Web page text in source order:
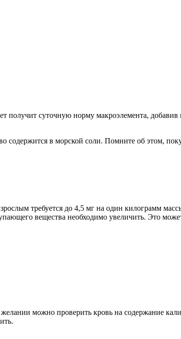
получит суточную норму макроэлемента,
в морской соли. Помните об этом,
требуется до 4,5 мг на один килограмм
вещества необходимо увеличить. Это
можно проверить кровь на содержание